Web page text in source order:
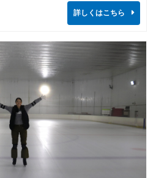
詳しくはこちら